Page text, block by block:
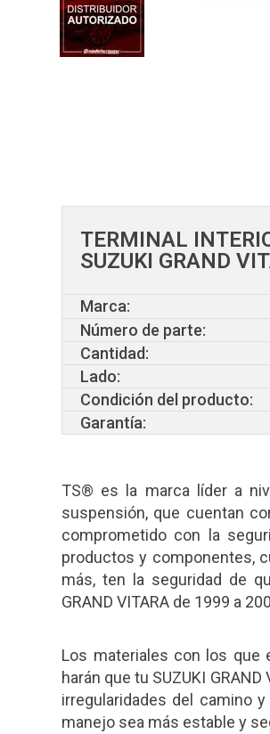
TERMINAL
SUZUKI GRAND
Marca:
Número de parte:
Cantidad:
Lado:
Condición del producto:
Garantía:
TS® es la marca líder a
suspensión, que cuentan
comprometido con la
productos y componentes,
más, ten la seguridad de
GRAND VITARA de 1999 a
Los materiales con los que
harán que tu SUZUKI
irregularidades del camino
manejo sea más estable y